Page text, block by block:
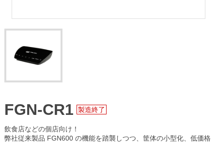
FGN-CR1 製造終了
飲食店などの個店向け！
弊社従来製品 FGN600 の機能を踏襲しつつ、筐体の小型化、低価格